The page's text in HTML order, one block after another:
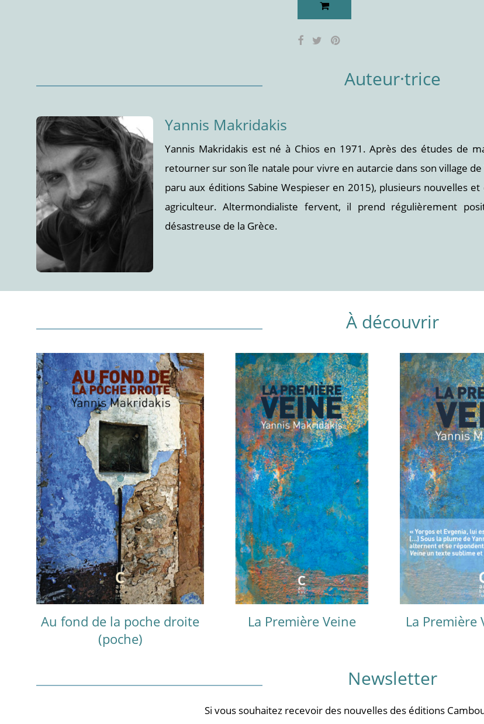
Auteur·trice
Yannis Makridakis
Yannis Makridakis est né à Chios en 1971. Après des études de
retourner sur son île natale pour vivre en autarcie dans son village
paru aux éditions Sabine Wespieser en 2015), plusieurs nouvelles
agriculteur. Altermondialiste fervent, il prend régulièrement
désastreuse de la Grèce.
À découvrir
Au fond de la poche droite
(poche)
La Première Veine La Première
Newsletter
Si vous souhaitez recevoir des nouvelles des éditions